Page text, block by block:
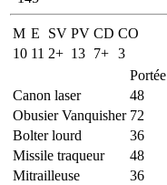
M E SV PV CD CO
10 11 2+ 13 7+ 3
Portée
Canon laser
48
Obusier Vanquisher 72
Bolter lourd
36
Missile traqueur
48
Mitrailleuse
36